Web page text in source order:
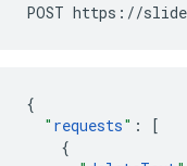
POST https://
{
" requests" :
[
{